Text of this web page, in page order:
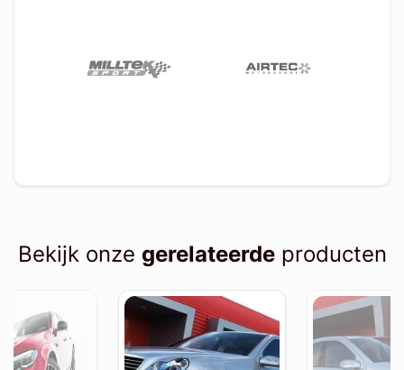
Bekijk onze gerelateerdeproducten